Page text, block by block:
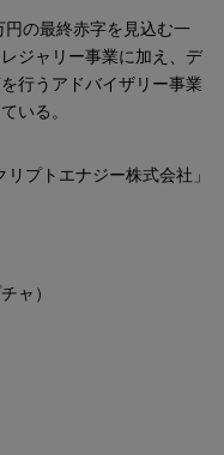
の最終赤字を見込む一
ジャリー事業に加え、デ
行うアドバイザリー事業
いる。
プトエナジー株式会社」
ャ）